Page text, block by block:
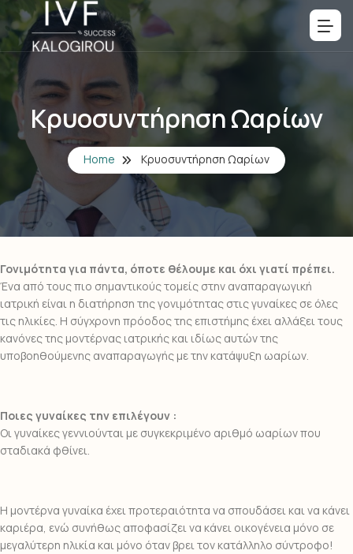
Κρυοσυντήρηση Ωαρίων
Home Κρυοσυντήρηση Ωαρίων
Γονιμότητα για πάντα, όποτε θέλουμε και όχι γιατί πρέπει.
Ένα από τους πιο σημαντικούς τομείς στην αναπαραγωγική
ιατρική είναι η διατήρηση της γονιμότητας στις γυναίκες σε όλες
τις ηλικίες. Η σύγχρονη πρόοδος της επιστήμης έχει αλλάξει τους
κανόνες της μοντέρνας ιατρικής και ιδίως αυτών της
υποβοηθούμενης αναπαραγωγής με την κατάψυξη ωαρίων.
Ποιες γυναίκες την επιλέγουν :
Οι γυναίκες γεννιούνται με συγκεκριμένο αριθμό ωαρίων που
σταδιακά φθίνει.
Η μοντέρνα γυναίκα έχει προτεραιότητα να σπουδάσει και να κάνει
καριέρα, ενώ συνήθως αποφασίζει να κάνει οικογένεια μόνο σε
μεγαλύτερη ηλικία και μόνο όταν βρει τον κατάλληλο σύντροφο!